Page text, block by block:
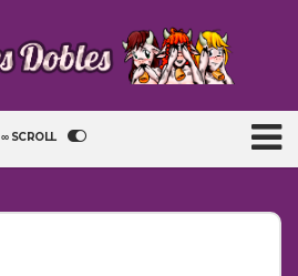
∞ SCROLL